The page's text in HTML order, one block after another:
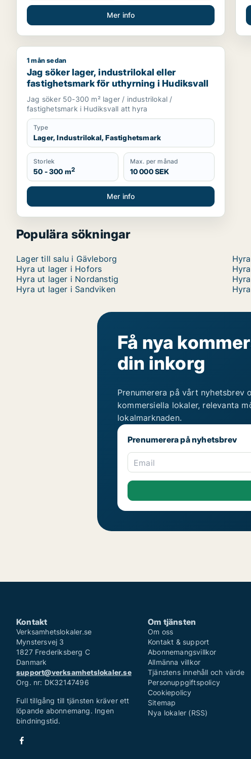
Mer info
Jag söker lager, industrilokal eller fastighetsmark för
1 mån sedan
Jag söker lager, industrilokal eller
fastighetsmark för uthyrning i Hudiksvall
Jag söker 50-300 m² lager / industrilokal /
fastighetsmark i Hudiksvall att hyra
Type
Lager, Industrilokal, Fastighetsmark
Storlek
50 - 300 m2
Max. per månad
10 000 SEK
Mer info
Populära sökningar
Lager till salu i Gävleborg
Hyra ut lager i Hofors
Hyra ut lager i Nordanstig
Hyra ut lager i Sandviken
Få nya
din inkorg
Prenumerera på vårt nyhetsbrev
kommersiella lokaler, relevanta
lokalmarknaden.
Prenumerera på nyhetsbrev
Email
Kontakt
Verksamhetslokaler.se
Mynstersvej 3
1827 Frederiksberg C
Danmark
support@verksamhetslokaler.se
Org. nr: DK32147496
Full tillgång till tjänsten kräver ett
löpande abonnemang. Ingen
bindningstid.
Om tjänsten
Om oss
Kontakt & support
Abonnemangsvillkor
Allmänna villkor
Tjänstens innehåll och värde
Personuppgiftspolicy
Cookiepolicy
Sitemap
Nya lokaler (RSS)